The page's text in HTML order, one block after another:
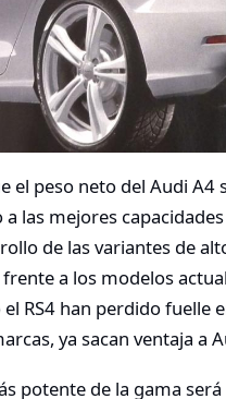
el peso neto del Audi A4
las mejores
de las variantes de
a los modelos
RS4 han perdido fuelle
ya sacan ventaja a
potente de la gama será